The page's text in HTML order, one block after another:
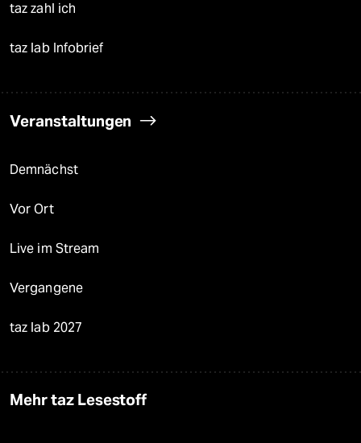
taz zahl ich
taz lab Infobrief
Veranstaltungen
Demnächst
Vor Ort
Live im Stream
Vergangene
taz lab 2027
Mehr taz Lesestoff